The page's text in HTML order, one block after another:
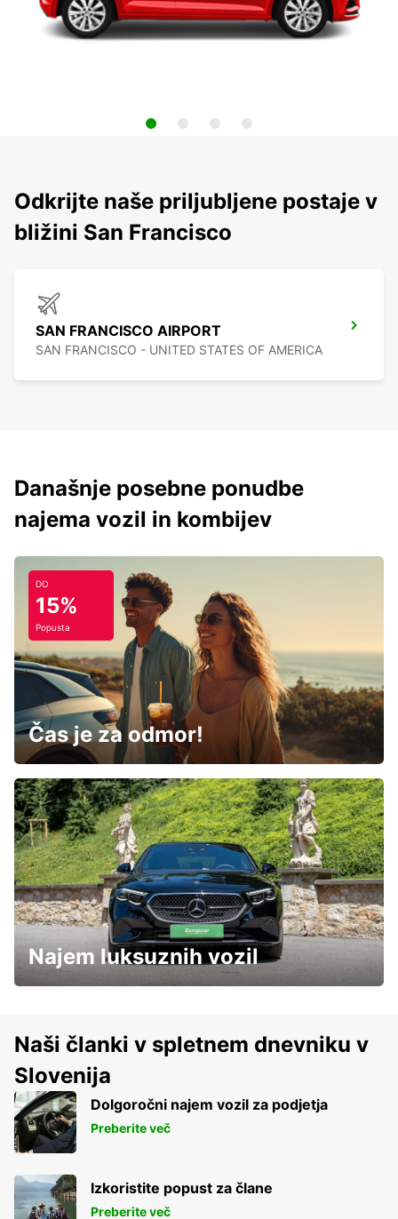
Odkrijte naše priljubljene postaje v
bližini San Francisco
SAN FRANCISCO AIRPORT
SAN FRANCISCO - UNITED STATES OF AMERICA
Današnje posebne ponudbe
najema vozil in kombijev
DO
15%
Popusta
Čas je za odmor!
Najem luksuznih vozil
Naši članki v spletnem dnevniku v
Slovenija
Dolgoročni najem vozil za podjetja
Preberite več
Izkoristite popust za člane
Preberite več